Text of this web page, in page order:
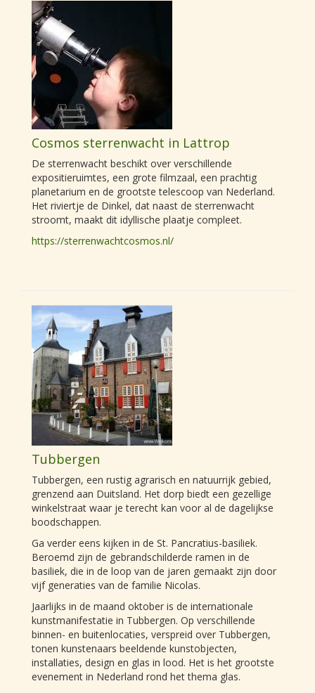
Cosmos sterrenwacht in Lattrop
De sterrenwacht beschikt over verschillende
expositieruimtes, een grote filmzaal, een prachtig
planetarium en de grootste telescoop van Nederland.
Het riviertje de Dinkel, dat naast de sterrenwacht
stroomt, maakt dit idyllische plaatje compleet.
https://sterrenwachtcosmos.nl/
Tubbergen
Tubbergen, een rustig agrarisch en natuurrijk gebied,
grenzend aan Duitsland. Het dorp biedt een gezellige
winkelstraat waar je terecht kan voor al de dagelijkse
boodschappen.
Ga verder eens kijken in de St. Pancratius-basiliek.
Beroemd zijn de gebrandschilderde ramen in de
basiliek, die in de loop van de jaren gemaakt zijn door
vijf generaties van de familie Nicolas.
Jaarlijks in de maand oktober is de internationale
kunstmanifestatie in Tubbergen. Op verschillende
binnen- en buitenlocaties, verspreid over Tubbergen,
tonen kunstenaars beeldende kunstobjecten,
installaties, design en glas in lood. Het is het grootste
evenement in Nederland rond het thema glas.